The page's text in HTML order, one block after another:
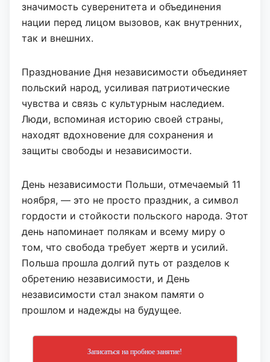
значимость суверенитета и объединения
нации перед лицом вызовов, как внутренних,
так и внешних.
Празднование Дня независимости объединяет
польский народ, усиливая патриотические
чувства и связь с культурным наследием.
Люди, вспоминая историю своей страны,
находят вдохновение для сохранения и
защиты свободы и независимости.
День независимости Польши, отмечаемый 11
ноября, — это не просто праздник, а символ
гордости и стойкости польского народа. Этот
день напоминает полякам и всему миру о
том, что свобода требует жертв и усилий.
Польша прошла долгий путь от разделов к
обретению независимости, и День
независимости стал знаком памяти о
прошлом и надежды на будущее.
Записаться на пробное занятие!